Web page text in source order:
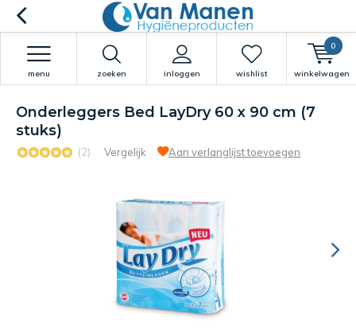
zoeken inloggen
menu wishlist winkelwagen
0
Onderleggers Bed LayDry 60 x 90 cm (7
stuks)
(2) Vergelijk Aan verlanglijst toevoegen